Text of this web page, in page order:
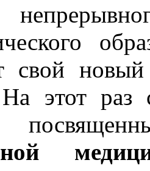
свой
этот раз